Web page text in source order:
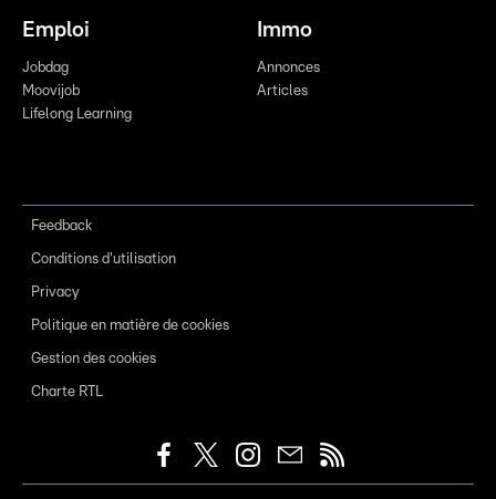
Emploi
Jobdag
Moovijob
Lifelong Learning
Immo
Annonces
Articles
Feedback
Conditions d'utilisation
Privacy
Politique en matière de cookies
Gestion des cookies
Charte RTL